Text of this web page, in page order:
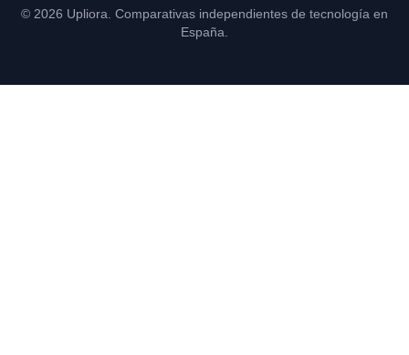
© 2026 Upliora. Comparativas independientes de tecnología en
España.